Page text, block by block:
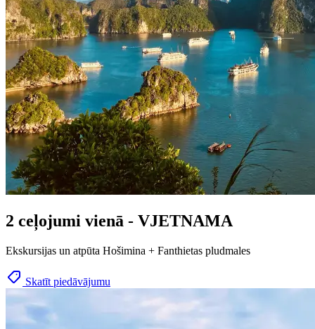
2 ceļojumi vienā - VJETNAMA
Ekskursijas un atpūta Hošimina + Fanthietas pludmales
Skatīt piedāvājumu